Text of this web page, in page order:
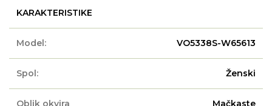
KARAKTERISTIKE
Model: VO5338S-W65613
Spol: Ženski
Oblik okvira Mačkaste